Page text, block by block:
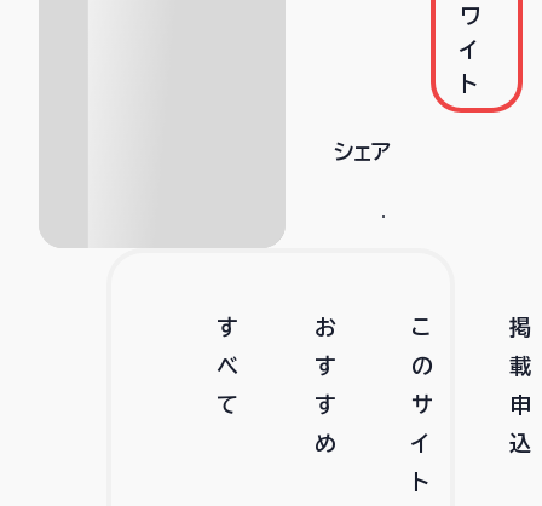
ワ
イ
ト
シェア
す
べ
て
お
す
す
め
こ
の
サ
イ
ト
掲
載
申
込